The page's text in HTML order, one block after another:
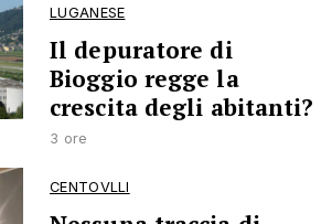
LUGANESE
Il depuratore di
Bioggio regge la
crescita degli abitanti?
3 ore
CENTOVLLI